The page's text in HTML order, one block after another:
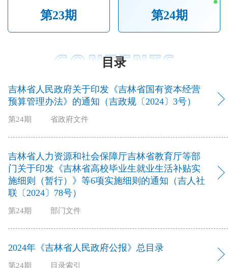
第23期 第24期
目录
吉林省人民政府关于印发《吉林省国有资本经营
预算管理办法》的通知（吉政规〔2024〕3号）
第24期 省政府文件
吉林省人力资源和社会保障厅吉林省教育厅等部
门关于印发《吉林省高校毕业生就业生活补贴实
施细则（暂行）》等6项实施细则的通知（吉人社
联〔2024〕78号）
第24期 部门文件
2024年《吉林省人民政府公报》总目录
第24期 目录索引